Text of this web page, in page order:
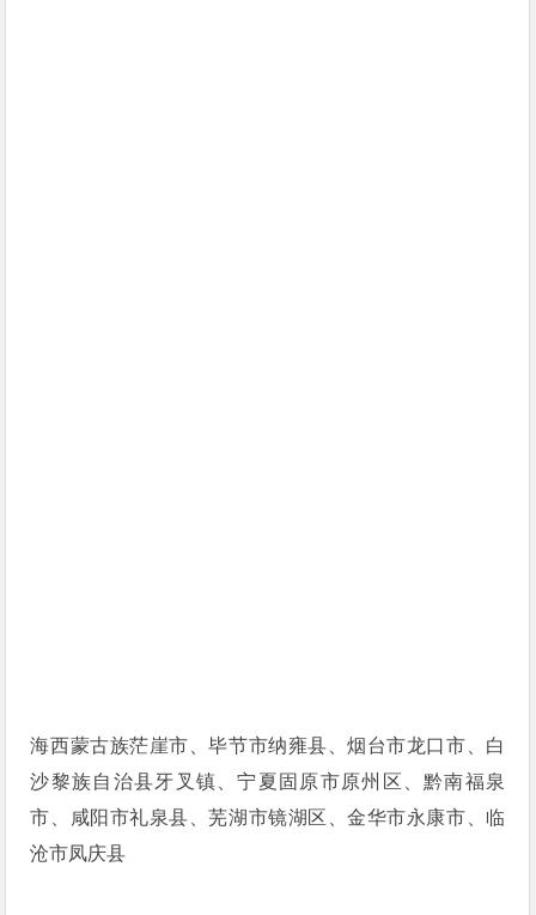
海西蒙古族茫崖市、毕节市纳雍县、烟台市龙口市、白
沙黎族自治县牙叉镇、宁夏固原市原州区、黔南福泉
市、咸阳市礼泉县、芜湖市镜湖区、金华市永康市、临
沧市凤庆县